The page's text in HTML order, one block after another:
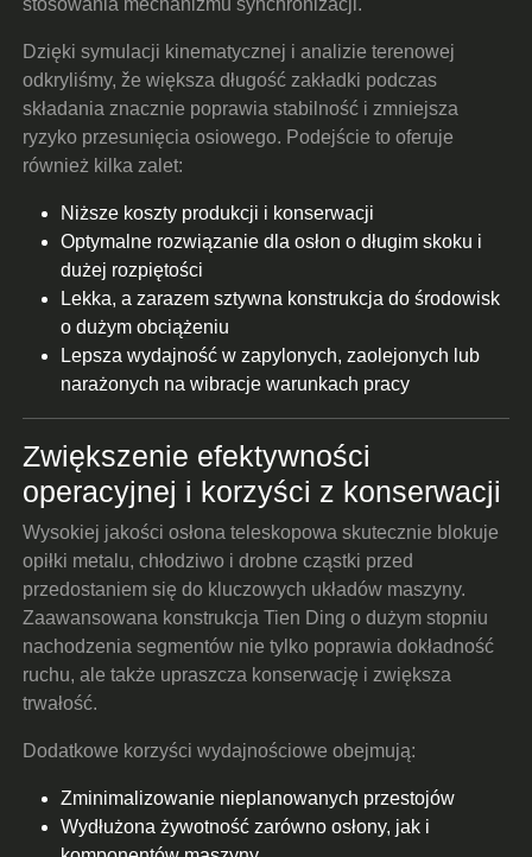
Dzięki symulacji kinematycznej i analizie terenowej
odkryliśmy, že większa długość zakładki podczas
składania znacznie poprawia stabilność i zmniejsza
ryzyko przesunięcia osiowego. Podejście to oferuje
również kilka zalet:
Niższe koszty produkcji i konserwacji
Optymalne rozwiązanie dla osłon o długim skoku i
dużej rozpiętości
Lekka, a zarazem sztywna konstrukcja do środowisk
o dużym obciążeniu
Lepsza wydajność w zapylonych, zaolejonych lub
narażonych na wibracje warunkach pracy
Zwiększenie efektywności
operacyjnej i korzyści z konserwacji
Wysokiej jakości osłona teleskopowa skutecznie blokuje
opiłki metalu, chłodziwo i drobne cząstki przed
przedostaniem się do kluczowych układów maszyny.
Zaawansowana konstrukcja Tien Ding o dużym stopniu
nachodzenia segmentów nie tylko poprawia dokładność
ruchu, ale także upraszcza konserwację i zwiększa
trwałość.
Dodatkowe korzyści wydajnościowe obejmują:
Zminimalizowanie nieplanowanych przestojów
Wydłużona żywotność zarówno osłony, jak i